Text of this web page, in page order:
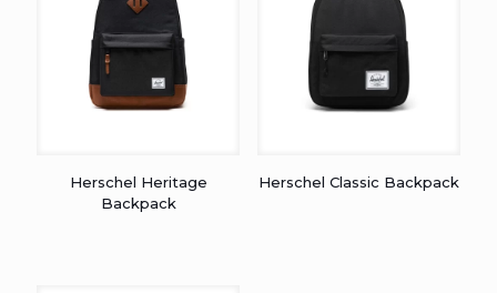
Herschel Heritage
Backpack
Herschel Classic Backpack